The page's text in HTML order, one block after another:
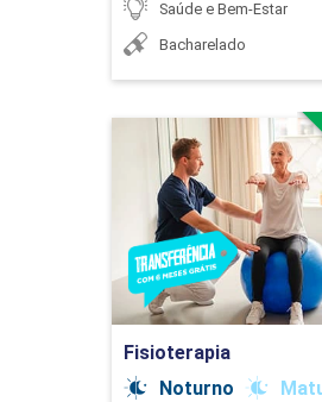
Saúde e Bem-Estar
Bacharelado
Fisioterapia
Noturno
Detalhes
Ir para